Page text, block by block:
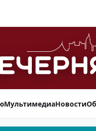
МультимедиаНовости